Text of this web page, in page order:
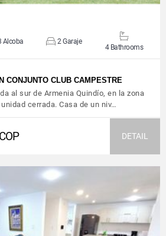
Alcoba 2 Garaje
4 Bathrooms
CONJUNTO CLUB CAMPESTRE
al sur de Armenia Quindío, en la zona
cerrada. Casa de un niv…
COP DETAIL